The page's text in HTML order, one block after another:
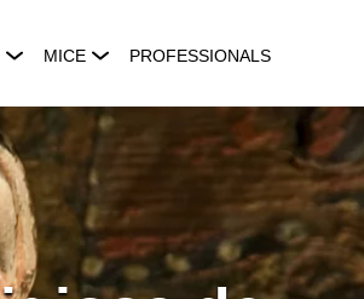
MICE PROFESSIONALS